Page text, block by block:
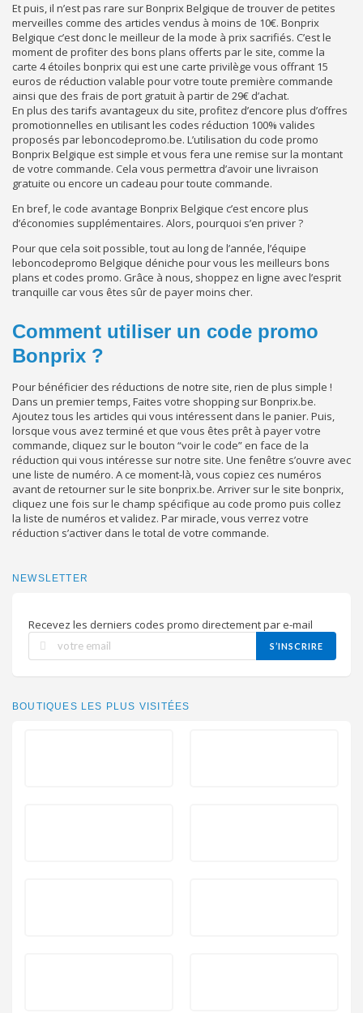
Et puis, il n’est pas rare sur Bonprix Belgique de trouver de petites
merveilles comme des articles vendus à moins de 10€. Bonprix
Belgique c’est donc le meilleur de la mode à prix sacrifiés. C’est le
moment de profiter des bons plans offerts par le site, comme la
carte 4 étoiles bonprix qui est une carte privilège vous offrant 15
euros de réduction valable pour votre toute première commande
ainsi que des frais de port gratuit à partir de 29€ d’achat.
En plus des tarifs avantageux du site, profitez d’encore plus d’offres
promotionnelles en utilisant les codes réduction 100% valides
proposés par leboncodepromo.be. L’utilisation du code promo
Bonprix Belgique est simple et vous fera une remise sur la montant
de votre commande. Cela vous permettra d’avoir une livraison
gratuite ou encore un cadeau pour toute commande.
En bref, le code avantage Bonprix Belgique c’est encore plus
d’économies supplémentaires. Alors, pourquoi s’en priver ?
Pour que cela soit possible, tout au long de l’année, l’équipe
leboncodepromo Belgique déniche pour vous les meilleurs bons
plans et codes promo. Grâce à nous, shoppez en ligne avec l’esprit
tranquille car vous êtes sûr de payer moins cher.
Comment utiliser un code promo
Bonprix ?
Pour bénéficier des réductions de notre site, rien de plus simple !
Dans un premier temps, Faites votre shopping sur Bonprix.be.
Ajoutez tous les articles qui vous intéressent dans le panier. Puis,
lorsque vous avez terminé et que vous êtes prêt à payer votre
commande, cliquez sur le bouton “voir le code” en face de la
réduction qui vous intéresse sur notre site. Une fenêtre s’ouvre avec
une liste de numéro. A ce moment-là, vous copiez ces numéros
avant de retourner sur le site bonprix.be. Arriver sur le site bonprix,
cliquez une fois sur le champ spécifique au code promo puis collez
la liste de numéros et validez. Par miracle, vous verrez votre
réduction s’activer dans le total de votre commande.
NEWSLETTER
Recevez les derniers codes promo directement par e-mail
S’INSCRIRE
BOUTIQUES LES PLUS VISITÉES